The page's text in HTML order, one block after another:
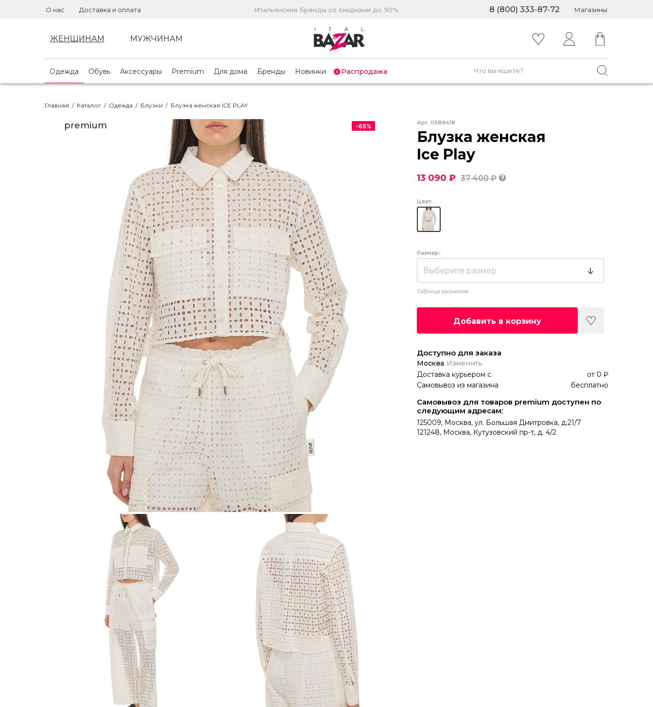
О нас Доставка и оплата Итальянские бренды со скидками до 90% 8 (800) 333-87-72 Магазины
ЖЕНЩИНАМ МУЖЧИНАМ
Одежда Обувь Аксессуары Premium Для дома Бренды Новинки Распродажа
Главная / Каталог / Одежда / Блузки / Блузка женская ICE PLAY
-65%
premium Арт. 0589418
Блузка женская
Ice Play
13 090 ₽ 37 400 ₽
Цвет:
Размер:
Выберите размер
Таблица размеров
Добавить в корзину
Доступно для заказа
Москва Изменить
Доставка курьером с от 0 ₽
Самовывоз из магазина
бесплатно
Самовывоз для товаров premium доступен по
следующим адресам:
125009, Москва, ул. Большая Дмитровка, д.21/7
121248, Москва, Кутузовский пр-т, д. 4/2